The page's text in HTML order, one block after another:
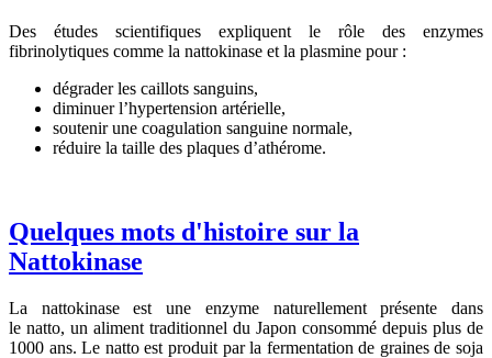
Des études scientifiques expliquent le rôle des enzymes
fibrinolytiques comme la nattokinase et la plasmine pour :
dégrader les caillots sanguins,
diminuer l’hypertension artérielle,
soutenir une coagulation sanguine normale,
réduire la taille des plaques d’athérome.
Quelques mots d'histoire sur la
Nattokinase
La nattokinase est une enzyme naturellement présente dans
le natto, un aliment traditionnel du Japon consommé depuis plus de
1000 ans. Le natto est produit par la fermentation de graines de soja